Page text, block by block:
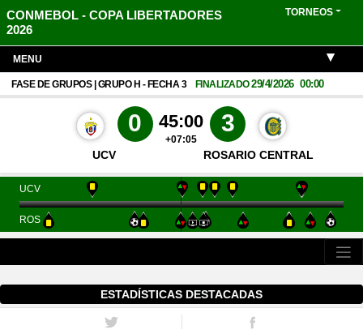
CONMEBOL - COPA LIBERTADORES
2026
TORNEOS
MENU
FASE DE GRUPOS | GRUPO H - FECHA 3 FINALIZADO29/4/2026 00:00
UCV
0 45:00
+07:05
3
ROSARIO CENTRAL
UCV
ROS
ESTADÍSTICAS DESTACADAS